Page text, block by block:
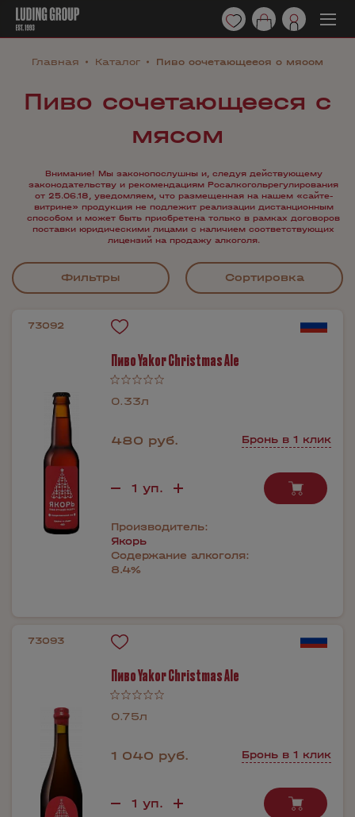
Главная Каталог Пиво сочетающееся с мясом
Пиво сочетающееся с
мясом
Внимание! Мы законопослушны и, следуя действующему
законодательству и рекомендациям Росалкогольрегулирования
от 25.06.18, уведомляем, что размещенная на нашем «сайте-
витрине» продукция не подлежит реализации дистанционным
способом и может быть приобретена только в рамках договоров
поставки юридическими лицами с наличием соответствующих
лицензий на продажу алкоголя.
Фильтры Сортировка
73092
Пиво Yakor Christmas Ale
0.33л
480 руб. Бронь в 1 клик
Производитель:
Якорь
Содержание алкоголя:
8.4%
73093
Пиво Yakor Christmas Ale
0.75л
1 040 руб. Бронь в 1 клик